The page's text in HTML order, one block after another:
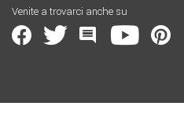
Venite a trovarci anche su